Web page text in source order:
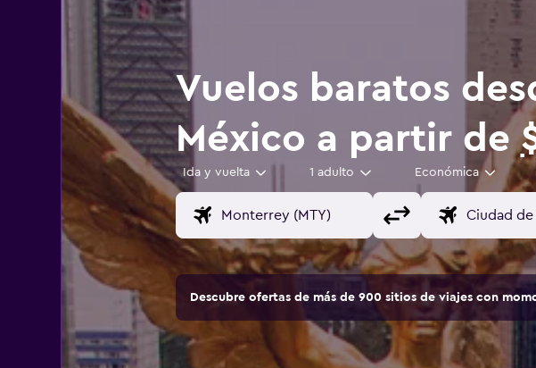
Vuelos baratos
México a partir de
Ida y vuelta 1 adulto Económica
Descubre ofertas de más de 900 sitios de viajes con